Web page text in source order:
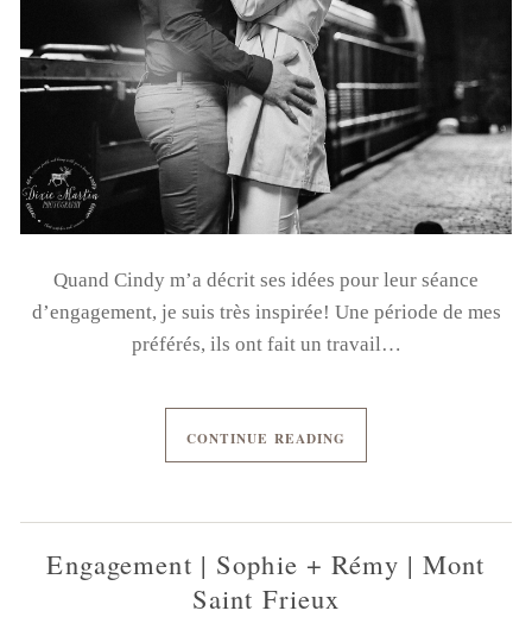
Quand Cindy m’a décrit ses idées pour leur séance
d’engagement, je suis très inspirée! Une période de mes
préférés, ils ont fait un travail…
CONTINUE READING
Engagement | Sophie + Rémy | Mont
Saint Frieux